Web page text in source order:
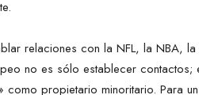
relaciones con la NFL, la NBA,
no es sólo establecer contactos;
propietario minoritario. Para